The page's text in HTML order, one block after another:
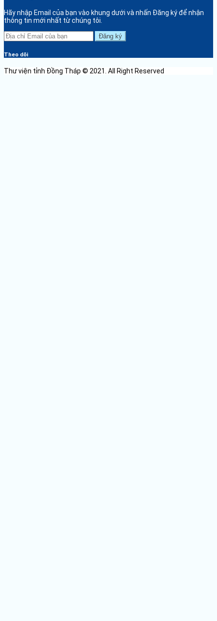
Hãy nhập Email của bạn vào khung dưới và nhấn Đăng ký để nhận
thông tin mới nhất từ chúng tôi.
Đăng ký
Theo dõi
Thư viện tỉnh Đồng Tháp © 2021. All Right Reserved